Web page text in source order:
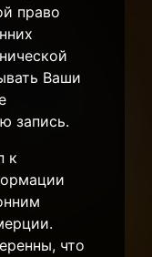
право
Ваши
запись.
к
что